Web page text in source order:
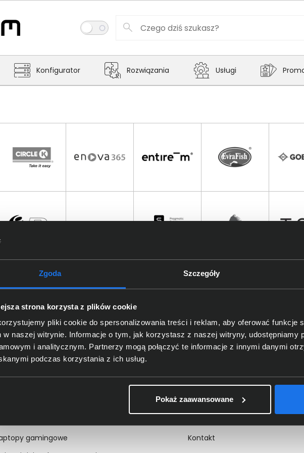
Zgoda Szczegóły
strona korzysta z plików cookie
pliki cookie do spersonalizowania treści i reklam, aby oferować funkcje
w naszej witrynie. Informacje o tym, jak korzystasz z naszej witryny, udostępniamy
i analitycznym. Partnerzy mogą połączyć te informacje z innymi danymi
podczas korzystania z ich usług.
Pokaż zaawansowane
Konfigurator Rozwiązania Usługi
dostawy
płatności
z dofinansowaniem
termin płatności
danych nabywcy na dokumencie
gamingowe
Certyfikaty i autoryzacje
Nagrody i wyróżnienia
Polityka prywatności
wewnętrznych
Kontakt